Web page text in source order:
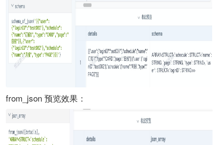
from_json 预览效果：